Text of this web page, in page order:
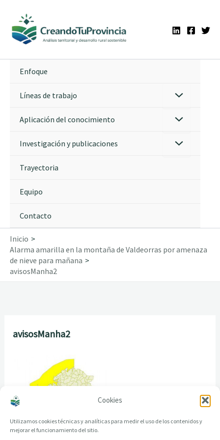
Cookies
Utilizamos cookies técnicas y analíticas para medir el uso de los contenidos y
mejorar el funcionamiento del sitio.
contenido
Enfoque
Líneas de trabajo
Aplicación del conocimiento
Investigación y publicaciones
Trayectoria
Equipo
Contacto
Inicio
Alarma amarilla en la montaña de Valdeorras por amenaza
de nieve para mañana
avisosManha2
avisosManha2